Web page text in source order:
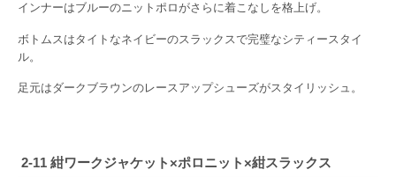
インナーはブルーのニットポロがさらに着こなしを格上げ。
ボトムスはタイトなネイビーのスラックスで完璧なシティースタイ
ル。
足元はダークブラウンのレースアップシューズがスタイリッシュ。
2-11 紺ワークジャケット×ポロニット×紺スラックス